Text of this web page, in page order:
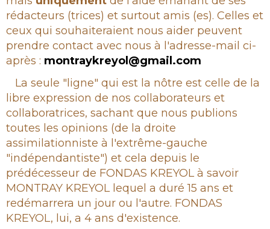
rédacteurs (trices) et surtout amis (es). Celles et
ceux qui souhaiteraient nous aider peuvent
prendre contact avec nous à l'adresse-mail ci-
après : montraykreyol@gmail.com
La seule "ligne" qui est la nôtre est celle de la
libre expression de nos collaborateurs et
collaboratrices, sachant que nous publions
toutes les opinions (de la droite
assimilationniste à l'extrême-gauche
"indépendantiste") et cela depuis le
prédécesseur de FONDAS KREYOL à savoir
MONTRAY KREYOL lequel a duré 15 ans et
redémarrera un jour ou l'autre. FONDAS
KREYOL, lui, a 4 ans d'existence.